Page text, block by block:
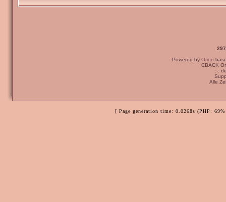
Powered by Orion
CBACK
:-:
Alle
[ Page generation time: 0.0268s (PHP: